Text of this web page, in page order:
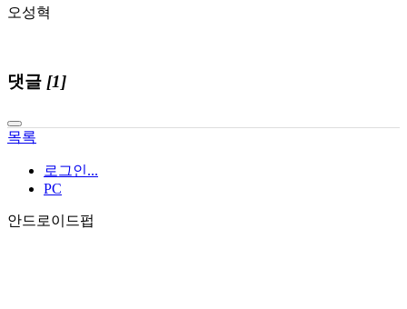
오성혁
댓글 [1]
목록
로그인...
PC
안드로이드펍